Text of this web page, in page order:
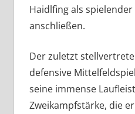
Haidlfing als
anschließen.
Der zuletzt
defensive
seine immense
Zweikampfstärke, die